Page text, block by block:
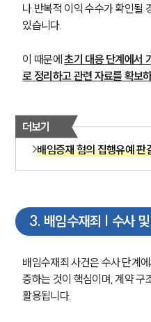
나 반복적 이익 수수가 확인될
있습니다.
이 때문에 초기 대응 단계에서
로 정리하고 관련 자료를 확보
더보기
배임증재 혐의 집행유예 판
3. 배임수재죄 | 수사
배임수재죄 사건은 수사 단계
증하는 것이 핵심이며, 계약 구
활용됩니다.